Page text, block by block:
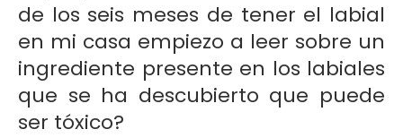
de los seis meses de tener el labial
en mi casa empiezo a leer sobre un
ingrediente presente en los labiales
que se ha descubierto que puede
ser tóxico?